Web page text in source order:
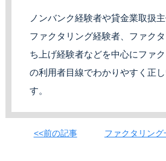
ノンバンク経験者や貸金業取扱
ファクタリング経験者、ファク
ち上げ経験者などを中心にファ
の利用者目線でわかりやすく正
す。
<<前の記事 ファクタリング